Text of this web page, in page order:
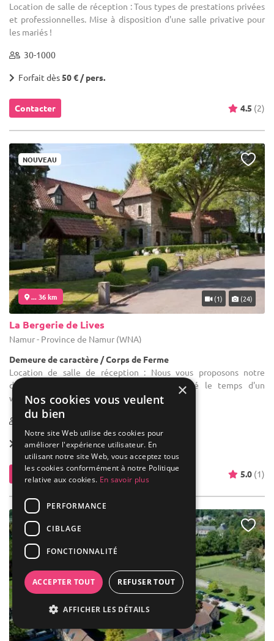
Location de salle de réception : Tous types de prestations privées
et professionnelles. Mise à disposition d'une salle privative pour
les mariés !
30-1000
Forfait dès50 € / pers.
Contacter 4.5 (2)
NOUVEAU
... 36 km (1) (24)
La Bergerie de Lives
Namur - Province de Namur (WNA)
Demeure de caractère / Corps de Ferme
Location de salle de réception : Nous vous proposons notre
domaine de prestige exclusivement privatisé le temps d'un
weekend.
20-150
Location dès1 200 €
Contacter 5.0 (1)
×
Nos cookies vous veulent
du bien
Notre site Web utilise des cookies pour
améliorer l'expérience utilisateur. En
utilisant notre site Web, vous acceptez tous
les cookies conformément à notre Politique
relative aux cookies. En savoir plus
PERFORMANCE
CIBLAGE
FONCTIONNALITÉ
ACCEPTER TOUT REFUSER TOUT
AFFICHER LES DÉTAILS